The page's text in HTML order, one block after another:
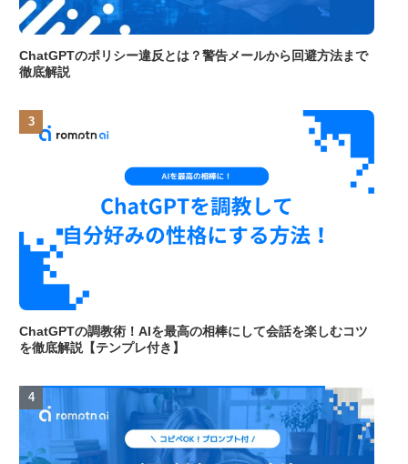
ChatGPTのポリシー違反とは？警告メールから回避方法まで
徹底解説
ChatGPTの調教術！AIを最高の相棒にして会話を楽しむコツ
を徹底解説【テンプレ付き】